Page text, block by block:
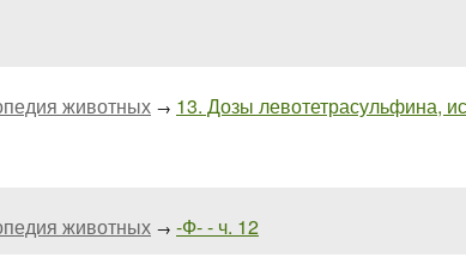
животных → 13. Дозы левотетрасульфина,
животных → -Ф- - ч. 12